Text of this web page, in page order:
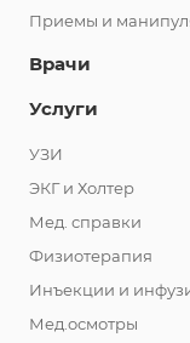
Приемы и
Врачи
Услуги
УЗИ
ЭКГ и Холтер
Мед. справки
Физиотерапия
Инъекции и
Мед.осмотры